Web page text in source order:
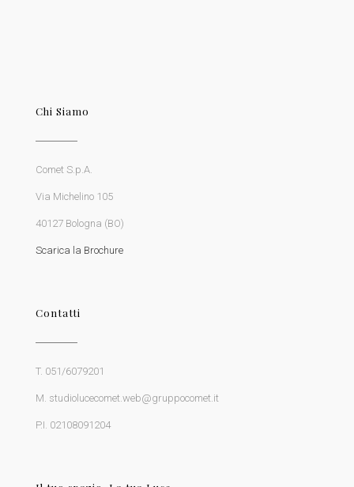
Chi Siamo
Comet S.p.A.
Via Michelino 105
40127 Bologna (BO)
Scarica la Brochure
Contatti
T. 051/6079201
M. studiolucecomet.web@gruppocomet.it
P.I. 02108091204